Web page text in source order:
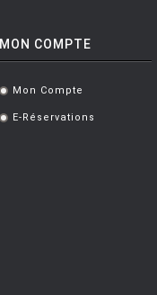
MON COMPTE
. Mon Compte
. E-Réservations